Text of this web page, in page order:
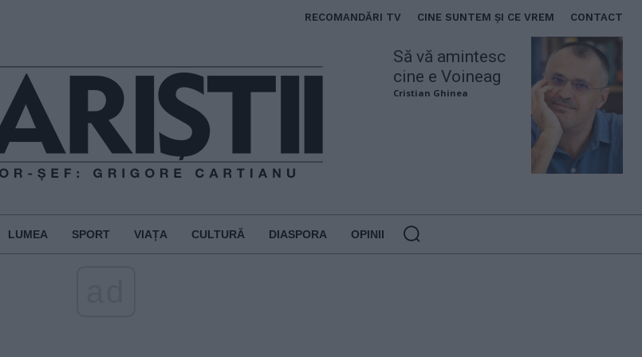
RECOMANDĂRI TV CINE SUNTEM ȘI CE VREM CONTACT
Să vă amintesc
cine e Voineag
Cristian Ghinea
LUMEA SPORT VIAȚA CULTURĂ DIASPORA OPINII